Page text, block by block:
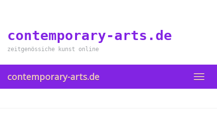
content
contemporary-arts.de
zeitgenössiche kunst online
contemporary-arts.de